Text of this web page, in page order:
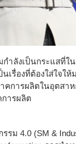
ำลังเป็นกระแสที่ใ
รื่องที่ต้องใส่ใจใ
การผลิตในอุตสา
ารผลิต
รม 4.0 (SM &